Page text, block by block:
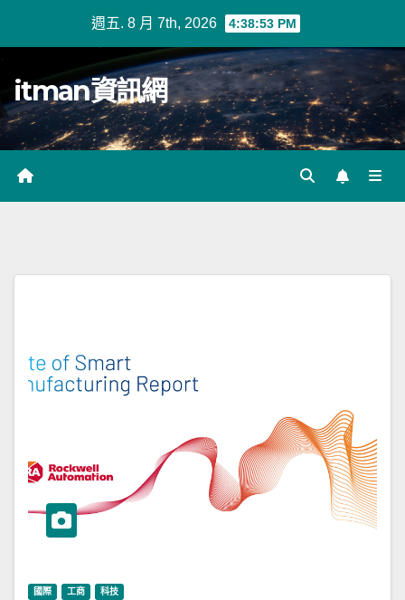
週五. 8 月 7th, 2026 4:38:54 PM
itman資訊網
國際 工商 科技